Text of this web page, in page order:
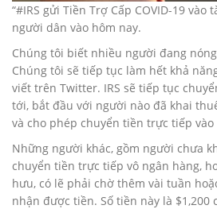
“#IRS gửi Tiền Trợ Cấp COVID-19
người dân vào hôm nay.
Chúng tôi biết nhiều người đang
Chúng tôi sẽ tiếp tục làm hết khả
viết trên Twitter. IRS sẽ tiếp tục
tới, bắt đầu với người nào đã khai
và cho phép chuyển tiền trực tiếp vào
Những người khác, gồm người chưa
chuyển tiền trực tiếp vô ngân hàng,
hưu, có lẽ phải chờ thêm vài tuần
nhận được tiền. Số tiền này là $1,200